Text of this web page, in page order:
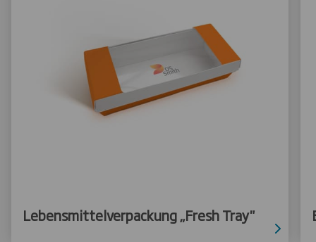
Lebensmittelverpackung „Fresh Tray"